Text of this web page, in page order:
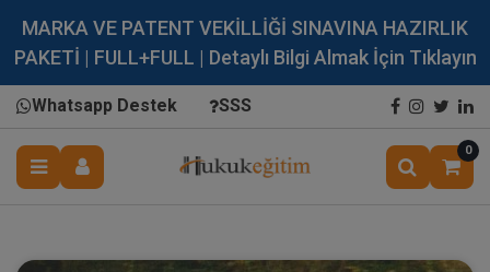
MARKA VE PATENT VEKİLLİĞİ SINAVINA HAZIRLIK
PAKETİ | FULL+FULL | Detaylı Bilgi Almak İçin Tıklayın
Whatsapp Destek SSS
0